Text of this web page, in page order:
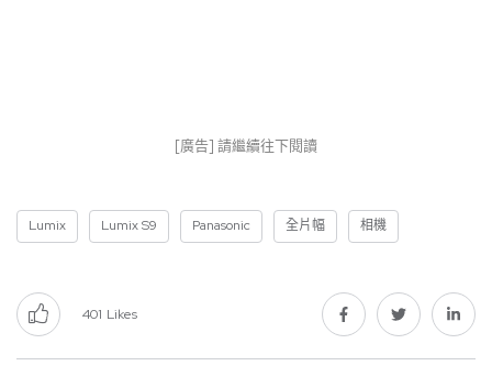
[廣告] 請繼續往下閱讀
Lumix Lumix S9 Panasonic 全片幅 相機
401 Likes